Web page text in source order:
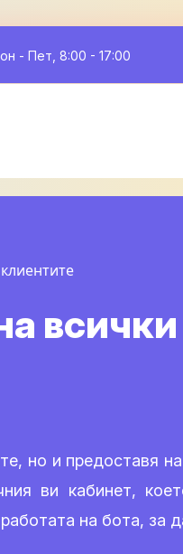
- Пет, 8:00 - 17:00
но и предоставя
ви кабинет,
на бота, за